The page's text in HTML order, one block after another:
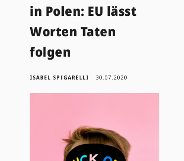
in Polen: EU lässt
Worten Taten
folgen
ISABEL SPIGARELLI 30.07.2020